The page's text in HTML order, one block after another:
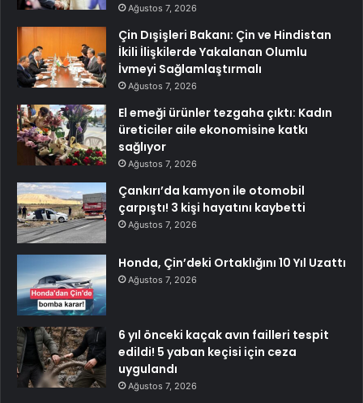
Ağustos 7, 2026
Çin Dışişleri Bakanı: Çin ve Hindistan
İkili İlişkilerde Yakalanan Olumlu
İvmeyi Sağlamlaştırmalı
Ağustos 7, 2026
El emeği ürünler tezgaha çıktı: Kadın
üreticiler aile ekonomisine katkı
sağlıyor
Ağustos 7, 2026
Çankırı’da kamyon ile otomobil
çarpıştı! 3 kişi hayatını kaybetti
Ağustos 7, 2026
Honda, Çin’deki Ortaklığını 10 Yıl Uzattı
Ağustos 7, 2026
6 yıl önceki kaçak avın failleri tespit
edildi! 5 yaban keçisi için ceza
uygulandı
Ağustos 7, 2026